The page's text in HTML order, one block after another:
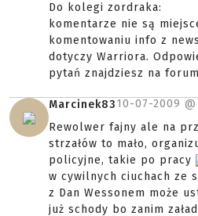
Do kolegi zordraka:
komentarze nie są
komentowaniu info z
dotyczy Warriora.
pytań znajdziesz na
Marcinek8310-07-2009 @
Rewolwer fajny ale na
strzałów to mało,
policyjne, takie po pracy
w cywilnych ciuchach ze
z Dan Wessonem może
już schody bo zanim